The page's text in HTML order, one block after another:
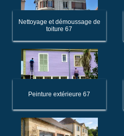
Nettoyage et démoussage de
toiture 67
Peinture extérieure 67